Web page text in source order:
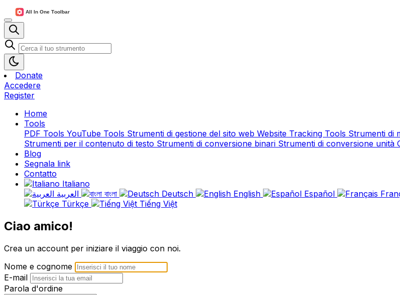
Donate
Accedere
Register
Home
Tools
PDF Tools YouTube Tools Strumenti di gestione del sito web Website Tracking Tools Strumenti di
Strumenti per il contenuto di testo Strumenti di conversione binari Strumenti di conversione unità
Blog
Segnala link
Contatto
Italiano
বাংলা Deutsch English Español
Türkçe
Tiếng Việt
Ciao amico!
Crea un account per iniziare il viaggio con noi.
Nome e cognome
E-mail
Parola d'ordine